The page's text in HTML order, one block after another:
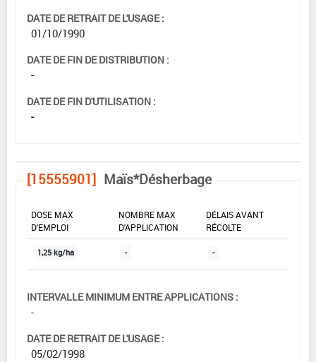
DATE DE RETRAIT DE L'USAGE :
01/10/1990
DATE DE FIN DE DISTRIBUTION :
-
DATE DE FIN D'UTILISATION :
-
[15555901] Maïs*Désherbage
DOSE MAX
D'EMPLOI
NOMBRE MAX
D'APPLICATION
DÉLAIS AVANT
RÉCOLTE
1,25 kg/ha - -
INTERVALLE MINIMUM ENTRE APPLICATIONS :
-
DATE DE RETRAIT DE L'USAGE :
05/02/1998